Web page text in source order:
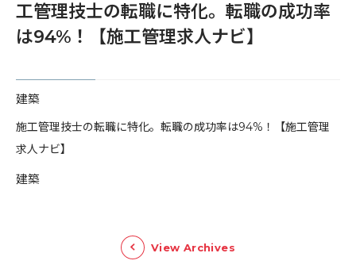
工管理技士の転職に特化。転職の成功率
は94%！【施工管理求人ナビ】
建築
​施工管理技士の転職に特化。転職の成功率は94%！【施工管理
求人ナビ】
建築
View Archives